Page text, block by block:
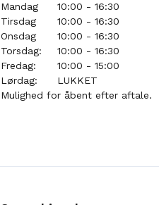
Mandag
10:00 - 16:30
Tirsdag
10:00 - 16:30
Onsdag
10:00 - 16:30
Torsdag:
10:00 - 16:30
Fredag:
10:00 - 15:00
Lørdag:
LUKKET
Mulighed for åbent efter aftale.